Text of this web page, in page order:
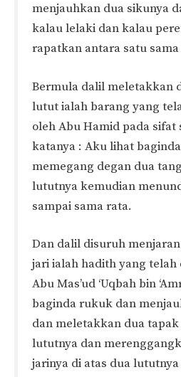
menjauhkan dua sikunya
kalau lelaki dan kalau
rapatkan antara satu sama
Bermula dalil meletakkan
lutut ialah barang yang
oleh Abu Hamid pada sifat
katanya : Aku lihat
memegang degan dua
lututnya kemudian
sampai sama rata.
Dan dalil disuruh
jari ialah hadith yang
Abu Mas’ud ‘Uqbah bin
baginda rukuk dan
dan meletakkan dua
lututnya dan
jarinya di atas dua